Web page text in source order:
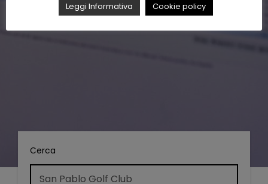
Cerca
Leggi Informativa
Cookie policy